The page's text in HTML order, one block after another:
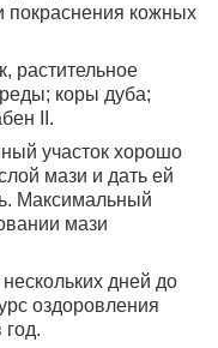
покраснения кожных
растительное
коры дуба;
II.
участок хорошо
мази и дать ей
Максимальный
мази
нескольких дней до
оздоровления
год.